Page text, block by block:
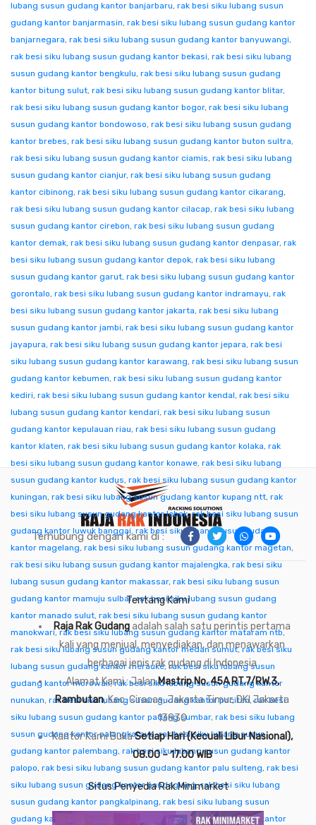
lubang susun gudang kantor banjarbaru, rak besi siku lubang susun
gudang kantor banjarmasin, rak besi siku lubang susun gudang kantor
banjarnegara, rak besi siku lubang susun gudang kantor banyuwangi,
rak besi siku lubang susun gudang kantor bekasi, rak besi siku lubang
susun gudang kantor bengkulu, rak besi siku lubang susun gudang
kantor bitung sulut, rak besi siku lubang susun gudang kantor blitar,
rak besi siku lubang susun gudang kantor bogor, rak besi siku lubang
susun gudang kantor bondowoso, rak besi siku lubang susun gudang
kantor brebes, rak besi siku lubang susun gudang kantor buton sultra,
rak besi siku lubang susun gudang kantor ciamis, rak besi siku lubang
susun gudang kantor cianjur, rak besi siku lubang susun gudang
kantor cibinong, rak besi siku lubang susun gudang kantor cikarang,
rak besi siku lubang susun gudang kantor cilacap, rak besi siku lubang
susun gudang kantor cirebon, rak besi siku lubang susun gudang
kantor demak, rak besi siku lubang susun gudang kantor denpasar, rak
besi siku lubang susun gudang kantor depok, rak besi siku lubang
susun gudang kantor garut, rak besi siku lubang susun gudang kantor
gorontalo, rak besi siku lubang susun gudang kantor indramayu, rak
besi siku lubang susun gudang kantor jakarta, rak besi siku lubang
susun gudang kantor jambi, rak besi siku lubang susun gudang kantor
jayapura, rak besi siku lubang susun gudang kantor jepara, rak besi
siku lubang susun gudang kantor karawang, rak besi siku lubang susun
gudang kantor kebumen, rak besi siku lubang susun gudang kantor
kediri, rak besi siku lubang susun gudang kantor kendal, rak besi siku
lubang susun gudang kantor kendari, rak besi siku lubang susun
gudang kantor kepulauan riau, rak besi siku lubang susun gudang
kantor klaten, rak besi siku lubang susun gudang kantor kolaka, rak
besi siku lubang susun gudang kantor konawe, rak besi siku lubang
susun gudang kantor kudus, rak besi siku lubang susun gudang kantor
kuningan, rak besi siku lubang susun gudang kantor kupang ntt, rak
besi siku lubang susun gudang kantor lebak,rak besi siku lubang susun
gudang kantor luwuk banggai, rak besi siku lubang susun gudang
kantor magelang, rak besi siku lubang susun gudang kantor magetan,
rak besi siku lubang susun gudang kantor majalengka, rak besi siku
lubang susun gudang kantor makassar, rak besi siku lubang susun
gudang kantor mamuju sulbar,rak besi siku lubang susun gudang
kantor manado sulut, rak besi siku lubang susun gudang kantor
manokwari,rak besi siku lubang susun gudang kantor mataram ntb,
rak besi siku lubang susun gudang kantor medan sumut,rak besi siku
lubang susun gudang kantor merauke,rak besi siku lubang susun
gudang kantor morowali,rak besi siku lubang susun gudang kantor
nunukan, rak besi siku lubang susun gudang kantor pacitan,rak besi
siku lubang susun gudang kantor padang sumbar, rak besi siku lubang
susun gudang kantor palangkaraya,rak besi siku lubang susun
gudang kantor palembang, rak besi siku lubang susun gudang kantor
palopo, rak besi siku lubang susun gudang kantor palu sulteng, rak besi
siku lubang susun gudang kantor pandeglang,rak besi siku lubang
susun gudang kantor pangkalpinang, rak besi siku lubang susun
gudang kantor pare-pare
rak besi siku lubang susun gudang kantor
Terhubung dengan kami di :
Tentang Kami
Raja Rak Gudangadalah salah satu perintis pertama
kali yang menjual, menyediakan, dan menawarkan
berbagai jenis rak gudang di Indonesia
Alamat Kami : JalanMastrip No. 45A RT.7/RW.3,
Rambutan, Kec. Ciracas, Jakarta Timur, DKI Jakarta
13830
Kantor Kami BukaSetiap Hari (Kecuali Libur Nasional),
08.00 – 17.00 WIB
Situs Penyedia Rak Minimarket